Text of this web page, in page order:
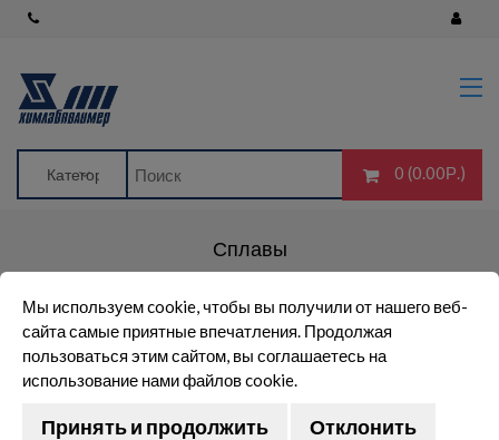
0 (0.00Р.)
Главная
Полимерные изделия для
промышленности и
Посуда лабораторная
отечественного производства
Резино-технические изделия,
мешки для хранения
Стандартные и эталонные
образцы: ГСО, СОП, ОСО
Химическая продукция
Сплавы
Стандартные и эталонные образцы: ГСО, СОП, ОСО
СО металлов и их сплавов для химического анализа
Сплавы
Мы используем cookie, чтобы вы получили от нашего веб-
сайта самые приятные впечатления. Продолжая
пользоваться этим сайтом, вы соглашаетесь на
использование нами файлов cookie.
Принять и продолжить Отклонить